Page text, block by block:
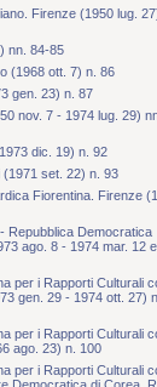
Firenze (1950 lug.
nn. 84-85
(1968 ott. 7) n. 86
gen. 23) n. 87
nov. 7 - 1974 lug. 29)
dic. 19) n. 92
set. 22) n. 93
Fiorentina. Firenze
Repubblica Democratica
ago. 8 - 1974 mar. 12
per i Rapporti Culturali
gen. 29 - 1974 ott. 27)
per i Rapporti Culturali
ago. 23) n. 100
per i Rapporti Culturali
Democratica di Corea.